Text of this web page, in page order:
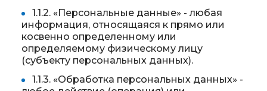
1.1.2. «Персональные данные» - любая
информация, относящаяся к прямо или
косвенно определенному или
определяемому физическому лицу
(субъекту персональных данных).
1.1.3. «Обработка персональных данных» -